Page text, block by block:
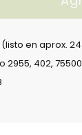
en aprox.
2955, 402,